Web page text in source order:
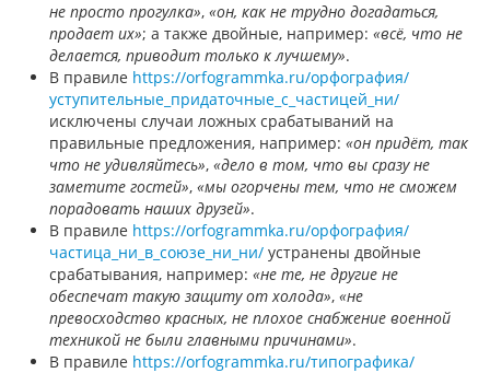
не просто прогулка», «он, как не трудно догадаться,
продает их»; а также двойные, например: «всё, что не
делается, приводит только к лучшему».
В правиле https://orfogrammka.ru/орфография/
уступительные_придаточные_с_частицей_ни/
исключены случаи ложных срабатываний на
правильные предложения, например: «он придёт, так
что не удивляйтесь», «дело в том, что вы сразу не
заметите гостей», «мы огорчены тем, что не сможем
порадовать наших друзей».
В правиле https://orfogrammka.ru/орфография/
частица_ни_в_союзе_ни_ни/ устранены двойные
срабатывания, например: «не те, не другие не
обеспечат такую защиту от холода», «не
превосходство красных, не плохое снабжение военной
техникой не были главными причинами».
В правиле https://orfogrammka.ru/типографика/